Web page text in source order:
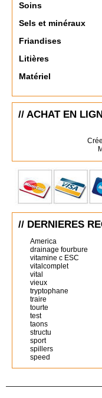
Soins
Sels et minéraux
Friandises
Litières
Matériel
// ACHAT EN
// DERNIERES
America
drainage fourbure
vitamine c ESC
vitalcomplet
vital
vieux
tryptophane
traire
tourte
test
taons
structu
sport
spillers
speed